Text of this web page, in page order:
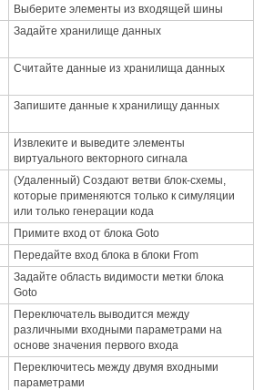
Выберите элементы из входящей шины
Задайте хранилище данных
Считайте данные из хранилища данных
Запишите данные к хранилищу данных
Извлеките и выведите элементы
виртуального векторного сигнала
(Удаленный) Создают ветви блок-схемы,
которые применяются только к симуляции
или только генерации кода
Примите вход от блока Goto
Передайте вход блока в блоки From
Задайте область видимости метки блока
Goto
Переключатель выводится между
различными входными параметрами на
основе значения первого входа
Переключитесь между двумя входными
параметрами